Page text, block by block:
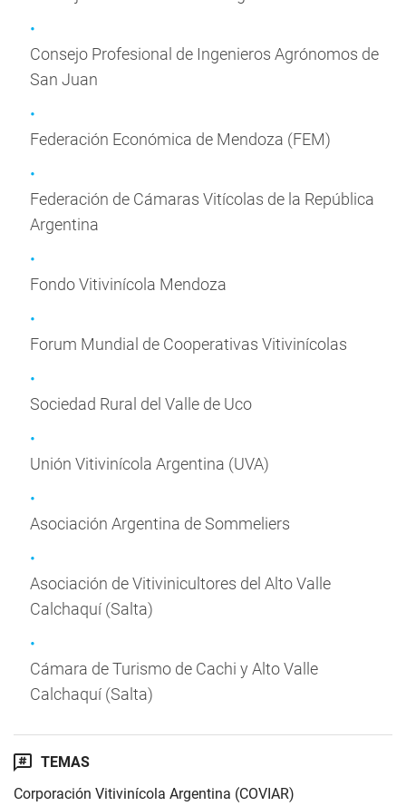
Consejo Profesional de Ingenieros Agrónomos de
San Juan
Federación Económica de Mendoza (FEM)
Federación de Cámaras Vitícolas de la República
Argentina
Fondo Vitivinícola Mendoza
Forum Mundial de Cooperativas Vitivinícolas
Sociedad Rural del Valle de Uco
Unión Vitivinícola Argentina (UVA)
Asociación Argentina de Sommeliers
Asociación de Vitivinicultores del Alto Valle
Calchaquí (Salta)
Cámara de Turismo de Cachi y Alto Valle
Calchaquí (Salta)
TEMAS
Corporación Vitivinícola Argentina (COVIAR)